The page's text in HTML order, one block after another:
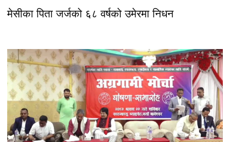
मेसीका पिता जर्जको ६८ वर्षको उमेरमा निधन